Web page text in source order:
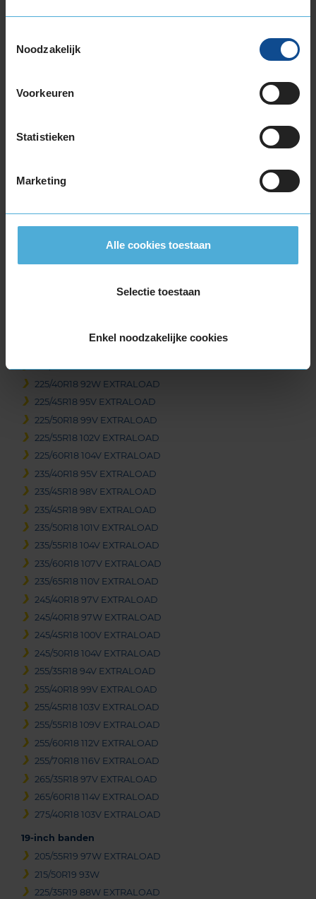
Noodzakelijk
Voorkeuren
Statistieken
Marketing
Alle cookies toestaan
Selectie toestaan
Enkel noodzakelijke cookies
235/65R17 108V EXTRALOAD
245/40R17 95V EXTRALOAD
245/55R17 106V EXTRALOAD
18-inch banden
205/40R18 86V EXTRALOAD
215/40R18 89V EXTRALOAD
225/40R18 92W EXTRALOAD
225/45R18 95V EXTRALOAD
225/50R18 99V EXTRALOAD
225/55R18 102V EXTRALOAD
225/60R18 104V EXTRALOAD
235/40R18 95V EXTRALOAD
235/45R18 98V EXTRALOAD
235/45R18 98V EXTRALOAD
235/50R18 101V EXTRALOAD
235/55R18 104V EXTRALOAD
235/60R18 107V EXTRALOAD
235/65R18 110V EXTRALOAD
245/40R18 97V EXTRALOAD
245/40R18 97W EXTRALOAD
245/45R18 100V EXTRALOAD
245/50R18 104V EXTRALOAD
255/35R18 94V EXTRALOAD
255/40R18 99V EXTRALOAD
255/45R18 103V EXTRALOAD
255/55R18 109V EXTRALOAD
255/60R18 112V EXTRALOAD
255/70R18 116V EXTRALOAD
265/35R18 97V EXTRALOAD
265/60R18 114V EXTRALOAD
275/40R18 103V EXTRALOAD
19-inch banden
205/55R19 97W EXTRALOAD
215/50R19 93W
225/35R19 88W EXTRALOAD